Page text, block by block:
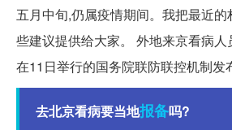
五月中旬,仍属疫情期间。我把最近
些建议提供给大家。 外地来京看病
在11日举行的国务院联防联控机制发
去北京看病要当地报备吗?